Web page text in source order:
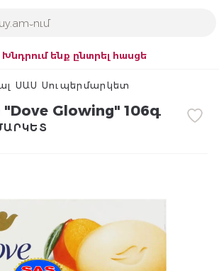
Խնդրում ենք ընտրել հասցե
ՍԱՍ Սուպերմարկետ
Glowing" 106գ